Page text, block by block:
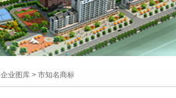
企业图库 > 市知名商标